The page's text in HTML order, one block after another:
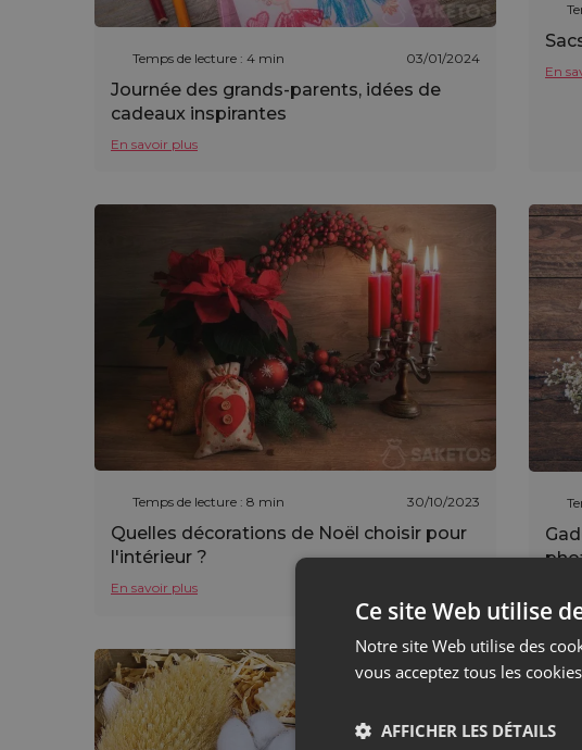
Temps de lecture : 4 min 03/01/2024
Journée des grands-parents, idées de
cadeaux inspirantes
En savoir plus
En
Temps de lecture : 8 min 30/10/2023
Quelles décorations de Noël choisir pour
l'intérieur ?
En savoir plus
Ce site Web utilise
Notre site Web utilise des
vous acceptez tous les
AFFICHER LES DÉTAILS